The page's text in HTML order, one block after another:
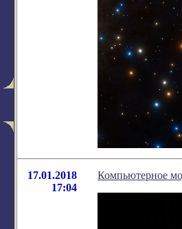
17.01.2018
17:04
Компьютерное